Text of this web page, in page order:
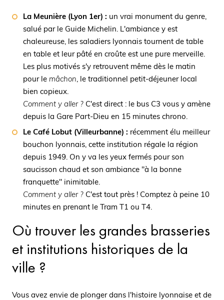
La Meunière (Lyon 1er) : un vrai monument du genre,
salué par le Guide Michelin. L'ambiance y est
chaleureuse, les saladiers lyonnais tournent de table
en table et leur pâté en croûte est une pure merveille.
Les plus motivés s'y retrouvent même dès le matin
pour le mâchon, le traditionnel petit-déjeuner local
bien copieux.
Comment y aller ?C'est direct : le bus C3 vous y amène
depuis la Gare Part-Dieu en 15 minutes chrono.
Le Café Lobut (Villeurbanne) : récemment élu meilleur
bouchon lyonnais, cette institution régale la région
depuis 1949. On y va les yeux fermés pour son
saucisson chaud et son ambiance "à la bonne
franquette" inimitable.
Comment y aller ?C'est tout près ! Comptez à peine 10
minutes en prenant le Tram T1 ou T4.
Où trouver les grandes brasseries
et institutions historiques de la
ville ?
Vous avez envie de plonger dans l'histoire lyonnaise et de